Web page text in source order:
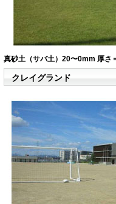
真砂土（サバ土）20〜0mm 厚さ
クレイグランド